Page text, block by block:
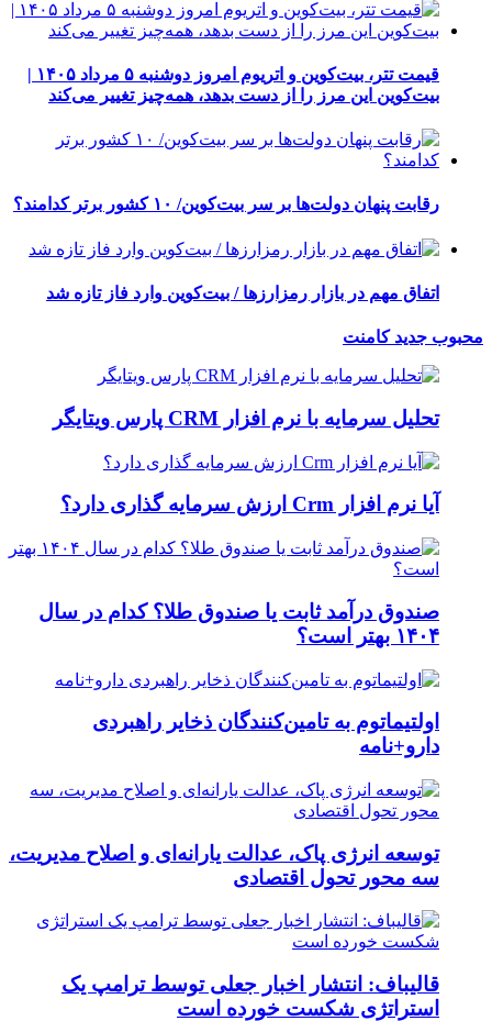
قیمت تتر، بیت‌کوین و اتریوم امروز دوشنبه ۵ مرداد ۱۴۰۵ |
بیت‌کوین این مرز را از دست بدهد، همه‌چیز تغییر می‌کند
رقابت پنهان دولت‌ها بر سر بیت‌کوین/ ۱۰ کشور برتر کدامند؟
اتفاق مهم در بازار رمزارزها / بیت‌کوین وارد فاز تازه شد
محبوب جدیدکامنت
تحلیل سرمایه با نرم افزار CRM پارس ویتایگر
آیا نرم افزار Crm ارزش سرمایه گذاری دارد؟
صندوق درآمد ثابت یا صندوق طلا؟ کدام در سال
۱۴۰۴ بهتر است؟
اولتیماتوم به تامین‌کنندگان ذخایر راهبردی
دارو+نامه
توسعه انرژی پاک، عدالت یارانه‌ای و اصلاح مدیریت،
سه محور تحول اقتصادی
قالیباف: انتشار اخبار جعلی توسط ترامپ یک
استراتژی شکست خورده است